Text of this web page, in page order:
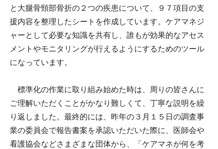
と大腿骨頸部骨折の２つの疾患について、９７項目の支
援内容を整理したシートを作成しています。ケアマネジ
ャーとして必要な知識を共有し、誰もが効果的なアセス
メントやモニタリングが行えるようにするためのツール
になっています。
標準化の作業に取り組み始めた時は、周りの皆さんに
ご理解いただくことがかなり難しくて、丁寧な説明を繰
り返しました。最終的には、昨年の３月１５日の調査事
業の委員会で報告書案を承認いただいた際に、医師会や
看護協会などさまざまな団体から、「ケアマネが何を考